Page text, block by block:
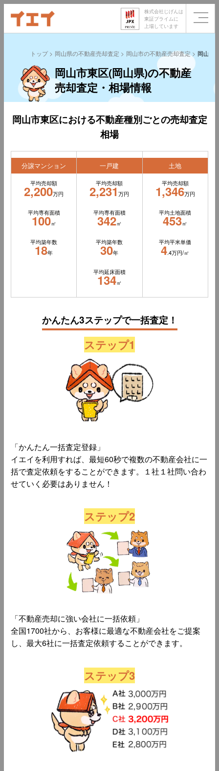
株式会社じげんは
東証プライムに
上場しています
トップ 岡山県の不動産売却査定 岡山市の不動産売却査定 岡山市
岡山市東区(岡山県)の不動産
売却査定・相場情報
岡山市東区における不動産種別ごとの売却査定
相場
分譲マンション
平均売却額
2,200万円
平均専有面積
100㎡
平均築年数
18年
一戸建
平均売却額
2,231万円
平均専有面積
342㎡
平均築年数
30年
平均延床面積
134㎡
土地
平均売却額
1,346万円
平均土地面積
453㎡
平均平米単価
4.4万円/㎡
かんたん3ステップで一括査定！
ステップ1
「かんたん一括査定登録」
イエイを利用すれば、最短60秒で複数の不動産会社に一
括で査定依頼をすることができます。１社１社問い合わ
せていく必要はありません！
ステップ2
「不動産売却に強い会社に一括依頼」
全国1700社から、お客様に最適な不動産会社をご提案
し、最大6社に一括査定依頼することができます。
ステップ3